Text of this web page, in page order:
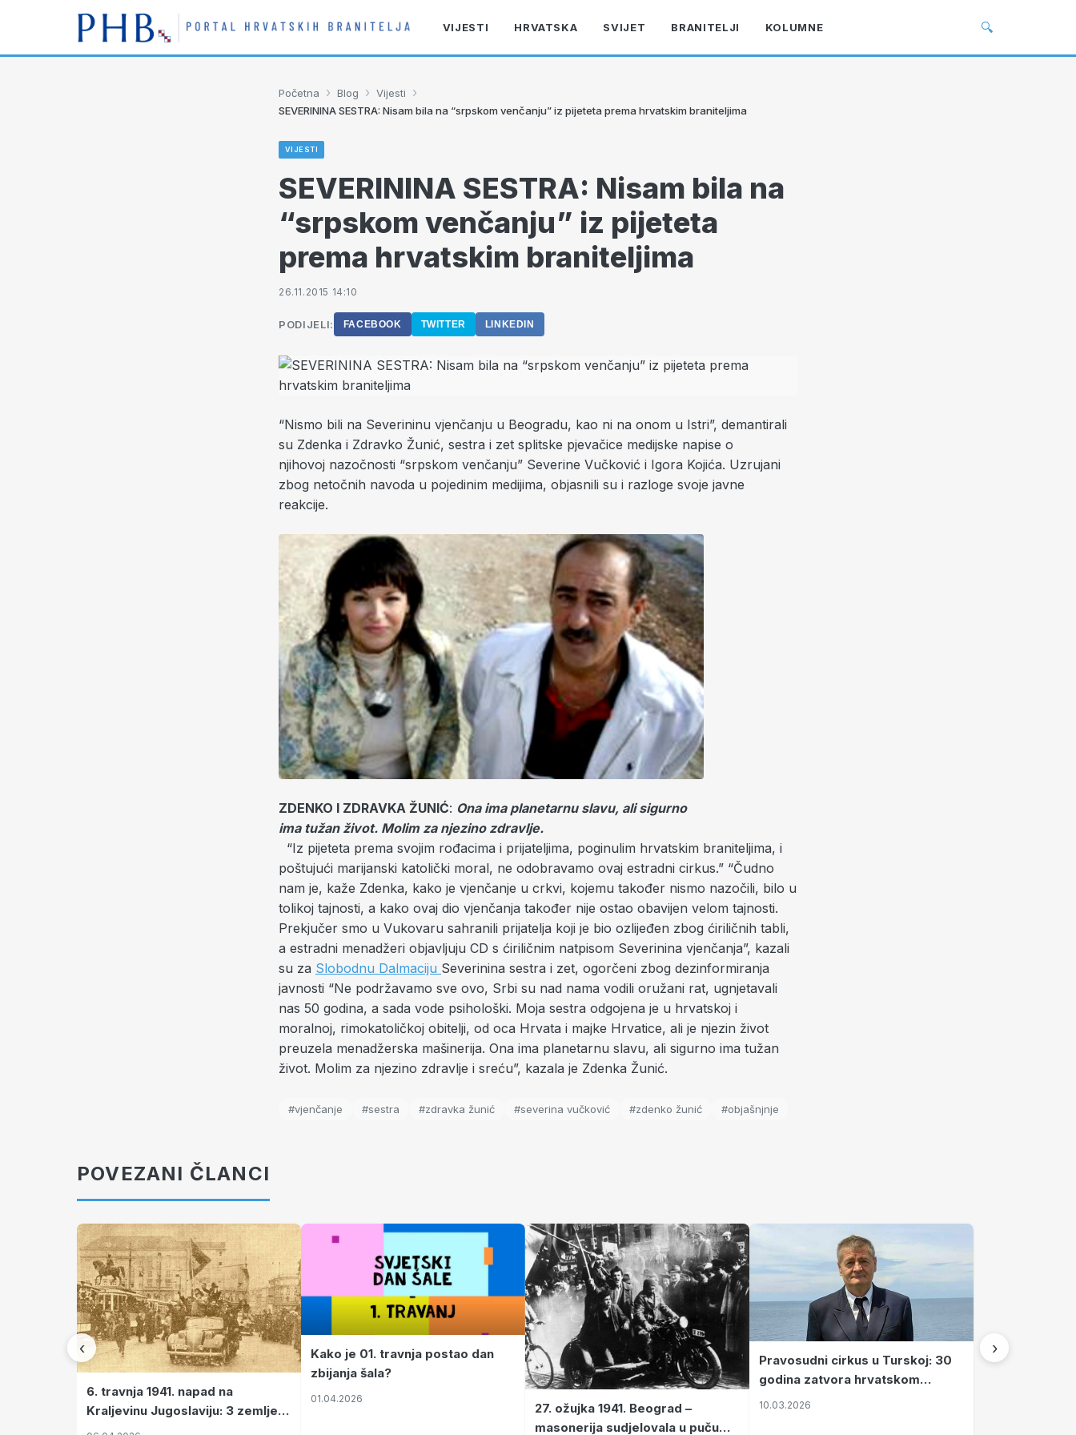
VIJESTI HRVATSKA SVIJET BRANITELJI KOLUMNE 🔍
Početna › Blog › Vijesti ›
SEVERININA SESTRA: Nisam bila na “srpskom venčanju” iz pijeteta prema hrvatskim braniteljima
VIJESTI
SEVERININA SESTRA: Nisam bila na
“srpskom venčanju” iz pijeteta
prema hrvatskim braniteljima
26.11.2015 14:10
PODIJELI: FACEBOOK TWITTER LINKEDIN
“Nismo bili na Severininu vjenčanju u Beogradu, kao ni na onom u Istri”, demantirali
su Zdenka i Zdravko Žunić, sestra i zet splitske pjevačice medijske napise o
njihovoj nazočnosti “srpskom venčanju” Severine Vučković i Igora Kojića. Uzrujani
zbog netočnih navoda u pojedinim medijima, objasnili su i razloge svoje javne
reakcije.
ZDENKO I ZDRAVKA ŽUNIĆ: Ona ima planetarnu slavu, ali sigurno
ima tužan život. Molim za njezino zdravlje.
“Iz pijeteta prema svojim rođacima i prijateljima, poginulim hrvatskim braniteljima, i
poštujući marijanski katolički moral, ne odobravamo ovaj estradni cirkus.” “Čudno
nam je, kaže Zdenka, kako je vjenčanje u crkvi, kojemu također nismo nazočili, bilo u
tolikoj tajnosti, a kako ovaj dio vjenčanja također nije ostao obavijen velom tajnosti.
Prekjučer smo u Vukovaru sahranili prijatelja koji je bio ozlijeđen zbog ćiriličnih tabli,
a estradni menadžeri objavljuju CD s ćiriličnim natpisom Severinina vjenčanja”, kazali
su za Slobodnu Dalmaciju Severinina sestra i zet, ogorčeni zbog dezinformiranja
javnosti “Ne podržavamo sve ovo, Srbi su nad nama vodili oružani rat, ugnjetavali
nas 50 godina, a sada vode psihološki. Moja sestra odgojena je u hrvatskoj i
moralnoj, rimokatoličkoj obitelji, od oca Hrvata i majke Hrvatice, ali je njezin život
preuzela menadžerska mašinerija. Ona ima planetarnu slavu, ali sigurno ima tužan
život. Molim za njezino zdravlje i sreću”, kazala je Zdenka Žunić.
#vjenčanje #sestra #zdravka žunić #severina vučković #zdenko žunić #objašnjnje
POVEZANI ČLANCI
‹
6. travnja 1941. napad na
Kraljevinu Jugoslaviju: 3 zemlje
nastale njenim raspadom
Kako je 01. travnja postao dan
zbijanja šala?
01.04.2026
27. ožujka 1941. Beograd –
masonerija sudjelovala u puču
Pravosudni cirkus u Turskoj: 30
godina zatvora hrvatskom
kapetanu kojeg su sami pustili
10.03.2026
›